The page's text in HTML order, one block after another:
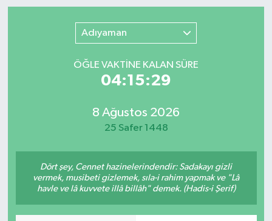
Adıyaman
ÖĞLE VAKTİNE KALAN SÜRE
04:15:29
8 Ağustos 2026
25 Safer 1448
Dört şey, Cennet hazinelerindendir: Sadakayı gizli
vermek, musibeti gizlemek, sıla-i rahim yapmak ve "Lâ
havle ve lâ kuvvete illâ billâh" demek. (Hadis-i Şerif)
Trafik Durumu
Puan Durumu ve Fikstür
Tüm Manşetler